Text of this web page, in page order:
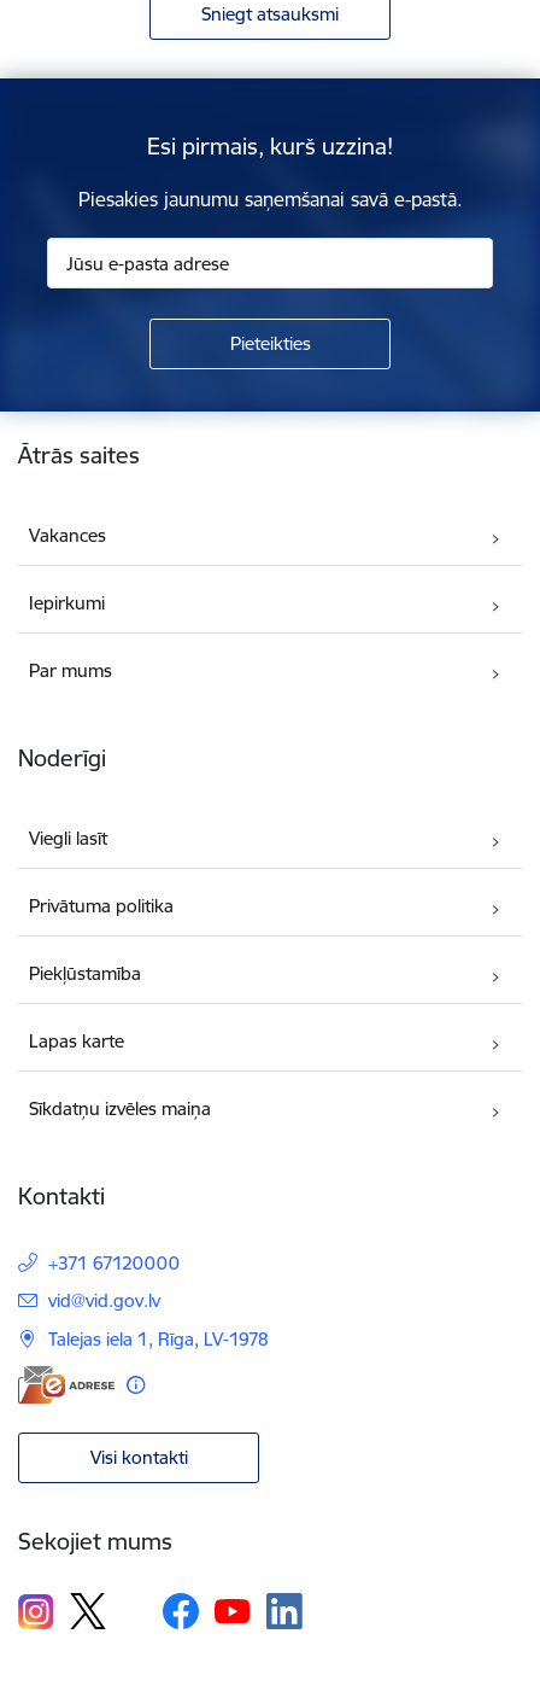
Sniegt atsauksmi
Esi pirmais, kurš uzzina!
Piesakies jaunumu saņemšanai savā e-pastā.
Kājene
Ātrās saites
Vakances
Iepirkumi
Par mums
Noderīgi
Viegli lasīt
Privātuma politika
Piekļūstamība
Lapas karte
Sīkdatņu izvēles maiņa
Kontakti
+371 67120000
E-pasts:
vid@vid.gov.lv
Talejas iela 1, Rīga, LV-1978
Visi kontakti
Sekojiet mums